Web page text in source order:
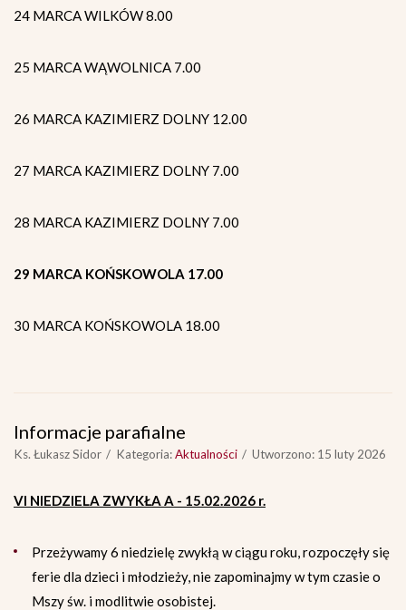
24 MARCA WILKÓW 8.00
25 MARCA WĄWOLNICA 7.00
26 MARCA KAZIMIERZ DOLNY 12.00
27 MARCA KAZIMIERZ DOLNY 7.00
28 MARCA KAZIMIERZ DOLNY 7.00
29 MARCA KOŃSKOWOLA 17.00
30 MARCA KOŃSKOWOLA 18.00
Informacje parafialne
Ks. Łukasz Sidor Kategoria:Aktualności Utworzono: 15 luty 2026
VI NIEDZIELA ZWYKŁA A - 15.02.2026 r.
Przeżywamy 6 niedzielę zwykłą w ciągu roku, rozpoczęły się
ferie dla dzieci i młodzieży, nie zapominajmy w tym czasie o
Mszy św. i modlitwie osobistej.